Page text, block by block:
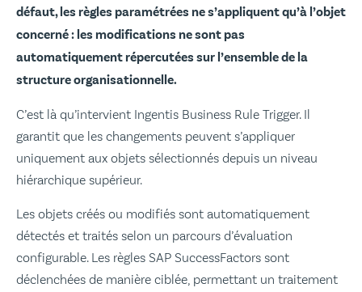
défaut, les règles paramétrées ne s’appliquent qu’à l’objet
concerné : les modifications ne sont pas
automatiquement répercutées sur l’ensemble de la
structure organisationnelle.
C’est là qu’intervient Ingentis Business Rule Trigger. Il
garantit que les changements peuvent s’appliquer
uniquement aux objets sélectionnés depuis un niveau
hiérarchique supérieur.
Les objets créés ou modifiés sont automatiquement
détectés et traités selon un parcours d’évaluation
configurable. Les règles SAP SuccessFactors sont
déclenchées de manière ciblée, permettant un traitement